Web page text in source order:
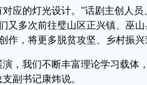
的灯光设计。”话剧主创人员
又多次前往璧山区正兴镇、巫
作，将更多脱贫攻坚、乡村振兴
我们不断丰富理论学习载体
副书记康炜说。